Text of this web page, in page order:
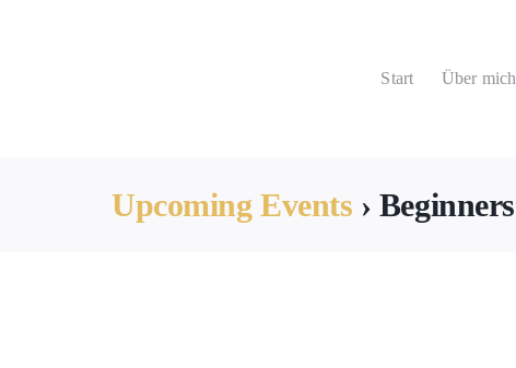
Start Über mich
Upcoming Events › Beginners